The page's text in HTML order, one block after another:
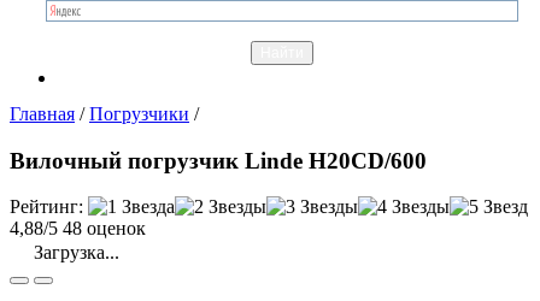
Главная /Погрузчики /
Вилочный погрузчик Linde H20CD/600
Рейтинг:
4,88/5 48 оценок
Загрузка...